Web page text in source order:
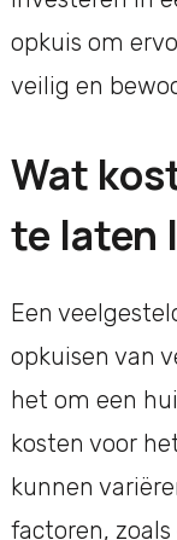
opkuis om
veilig en
Wat
te laten
Een
opkuisen van
het om een
kosten voor
kunnen
factoren,